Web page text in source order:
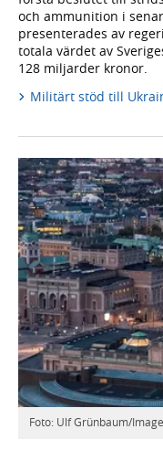
och ammunition i
presenterades av
totala värdet av
128 miljarder kronor.
Militärt stöd till
Foto: Ulf Grünbaum/